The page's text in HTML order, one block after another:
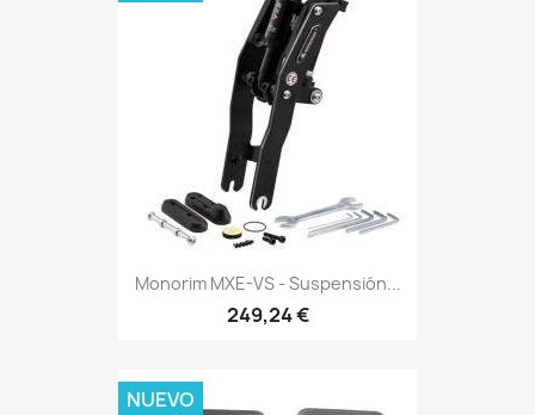
Monorim MXE-VS - Suspensión...
249,24 €
NUEVO